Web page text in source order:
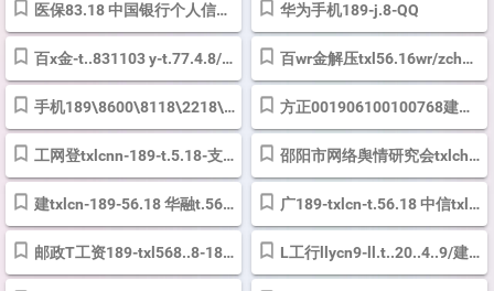
医保83.18 中国银行个人信用txlcnn-t.56.18 华为手机189-j.8-QQ
百x金-t..831103 y-t.77.4.8/t.7.4.8.z/t..7.4.8-y7.4.8 百wr金解压txl56.16wr/zch金-t..77.910/z..77.910/77.910
手机189\8600\8118\2218\2209\1956密码都是1.7.3 方正001906100100768建投081906000415863财富081906001704927
工网登txlcnn-189-t.5.18-支付5.18 微信支付进入M/5.28 出生456789 邵阳市网络舆情研究会txlchn-t.5.18-5143050033415181741
建txlcn-189-56.18 华融t.56.18-56.18-妈001188 广189-txlcn-t.56.18 中信txlcn-5.18已开通手机号转账
邮政T工资189-txl568..8-188067-t..01.8/在华为手机上进行了面部认证。 L工行llycn9-ll.t..20..4..9/建行llycn2..0..